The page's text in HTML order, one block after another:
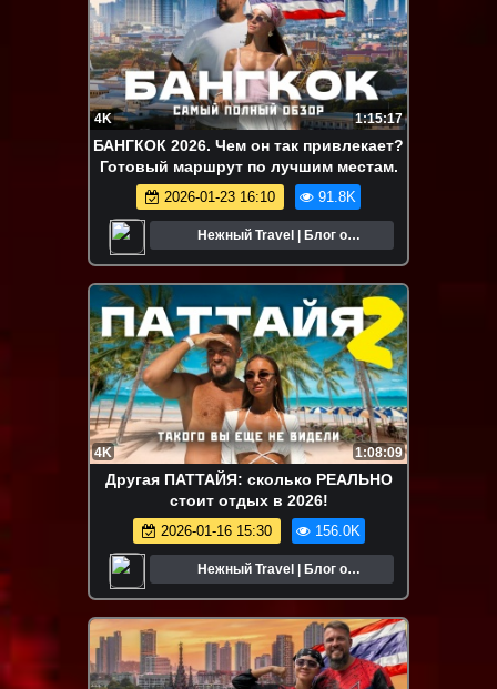
4K 1:15:17
БАНГКОК 2026. Чем он так привлекает?
Готовый маршрут по лучшим местам.
2026-01-23 16:10 91.8K
Нежный Travel | Блог о
путешествиях
4K 1:08:09
Другая ПАТТАЙЯ: сколько РЕАЛЬНО
стоит отдых в 2026!
2026-01-16 15:30 156.0K
Нежный Travel | Блог о
путешествиях